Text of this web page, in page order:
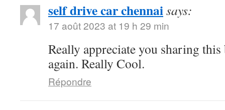
self drive car chennaisays:
17 août 2023 at 19 h 29 min
Really appreciate you sharing
again. Really Cool.
Répondre